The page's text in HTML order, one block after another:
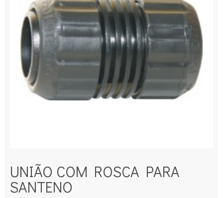
UNIÃO COM ROSCA PARA
SANTENO